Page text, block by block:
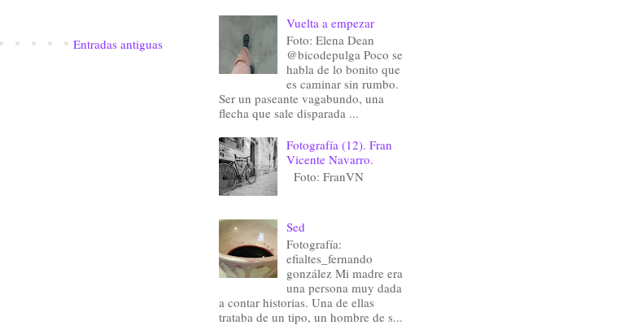
Entradas antiguas
Vuelta a empezar
Foto: Elena Dean
@bicodepulga Poco se
habla de lo bonito que
es caminar sin rumbo.
Ser un paseante vagabundo, una
flecha que sale disparada ...
Fotografía (12). Fran
Vicente Navarro.
Foto: FranVN
Sed
Fotografía:
efialtes_fernando
gonzález Mi madre era
una persona muy dada
a contar historias. Una de ellas
trataba de un tipo, un hombre de s...